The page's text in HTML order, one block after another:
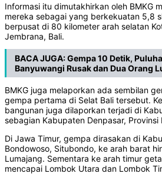
Informasi itu dimutakhirkan oleh BMKG
mereka sebagai yang berkekuatan 5,8
berpusat di 80 kilometer arah selatan
Jembrana, Bali.
BACA JUGA:Gempa 10 Detik,
Banyuwangi Rusak dan Dua Orang
BMKG juga melaporkan ada sembilan
gempa pertama di Selat Bali tersebut.
bangunan juga dilaporkan terjadi di
sebagian Kabupaten Denpasar, Provinsi
Di Jawa Timur, gempa dirasakan di
Bondowoso, Situbondo, ke arah barat
Lumajang. Sementara ke arah timur
mencapai Lombok Utara dan Lombok